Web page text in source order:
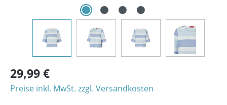
29,99 €
Preise inkl. MwSt. zzgl. Versandkosten